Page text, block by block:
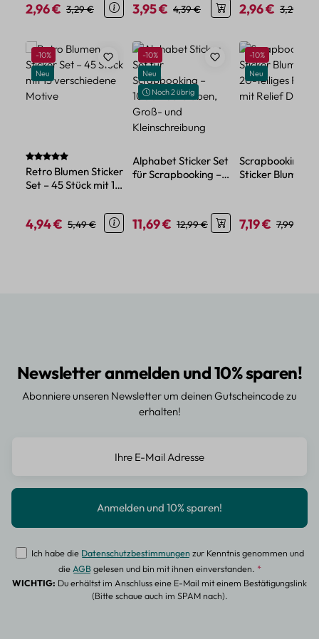
Verkaufspreis:
2,96 € Regulärer Preis:
3,29 € Verkaufspreis:
3,95 € Regulärer Preis:
4,39 €
Verkaufspreis:
2,96 € 3,29 €
Produktgalerie überspringen
Rabatt
-10%
Neu
Durchschnittliche Bewertung von 5 von 5 Sternen
Retro Blumen Sticker
Set – 45 Stück mit 15
Verkaufspreis:
4,94 € Regulärer Preis:
5,49 €
Rabatt
-10%
Neu
Noch 2 übrig
Alphabet Sticker Set
für Scrapbooking –
Verkaufspreis:
11,69 € Regulärer Preis:
12,99 €
Rabatt
-10%
Neu
Scrapbooking
Sticker Blumen
Verkaufspreis:
7,19 € 7,99 €
Newsletter anmelden und 10% sparen!
Abonniere unseren Newsletter um deinen Gutscheincode zu
erhalten!
Ich habe die Datenschutzbestimmungenzur Kenntnis genommen und
dieAGBgelesen und bin mit ihnen einverstanden. *
WICHTIG: Du erhältst im Anschluss eine E-Mail mit einem Bestätigungslink
(Bitte schaue auch im SPAM nach).